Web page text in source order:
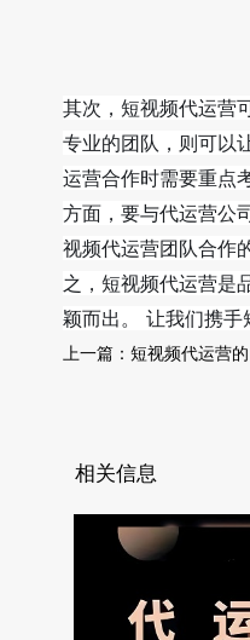
其次，短视频代运营
专业的团队，则可以
运营合作时需要重点
方面，要与代运营公
视频代运营团队合作
之，短视频代运营是
颖而出。 让我们携手
上一篇： 短视频代运营
相关信息